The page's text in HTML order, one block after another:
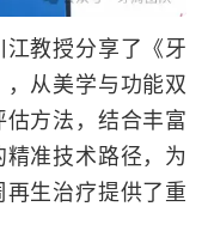
教授分享了《牙
从美学与功能双
方法，结合丰富
准技术路径，为
生治疗提供了重